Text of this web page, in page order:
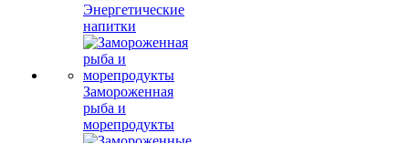
Энергетические
напитки
Замороженная
рыба и
морепродукты